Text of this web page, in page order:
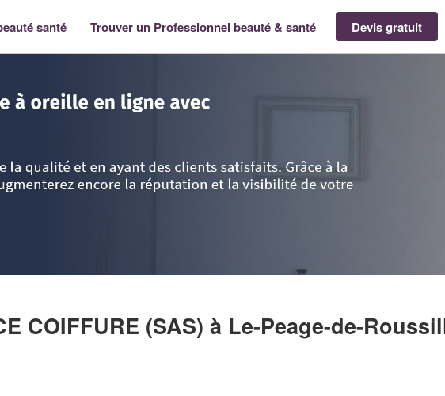
santé Trouver un Professionnel beauté & santé Devis gratuit
COIFFURE (SAS) à Le-Peage-de-